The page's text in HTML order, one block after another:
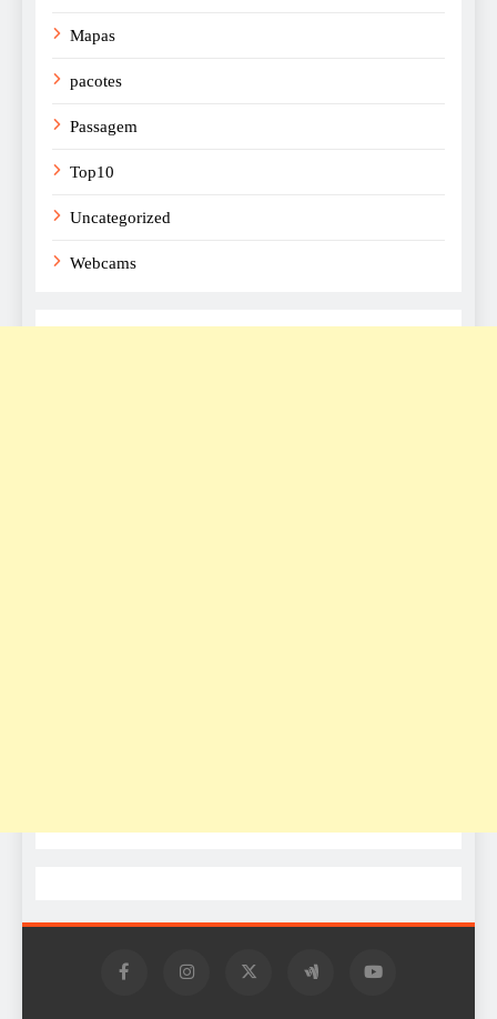
Mapas
pacotes
Passagem
Top10
Uncategorized
Webcams